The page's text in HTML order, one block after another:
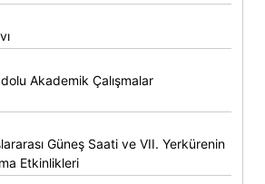
Akademik Çalışmalar
Güneş Saati ve VII. Yerkürenin
Etkinlikleri